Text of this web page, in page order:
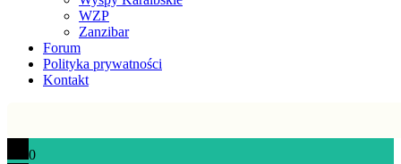
WZP
Zanzibar
Forum
Polityka prywatności
Kontakt
0